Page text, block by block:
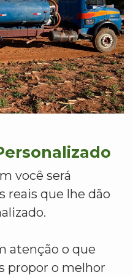
você será
reais que lhe dão
atenção o que
propor o melhor